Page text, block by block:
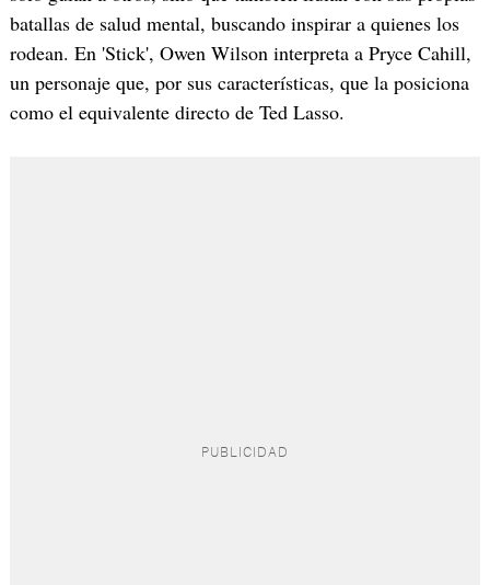
batallas de salud mental, buscando inspirar a quienes los
rodean. En 'Stick', Owen Wilson interpreta a Pryce Cahill,
un personaje que, por sus características, que la posiciona
como el equivalente directo de Ted Lasso.